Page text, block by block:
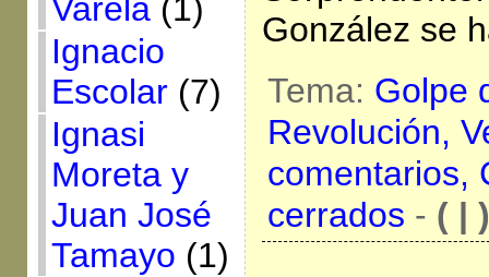
Varela(1)
Ignacio
Escolar(7)
Ignasi
Moreta y
Juan José
Tamayo (1)
González se
Tema: Golpe
Revolución,
comentarios,
cerrados - ( | )